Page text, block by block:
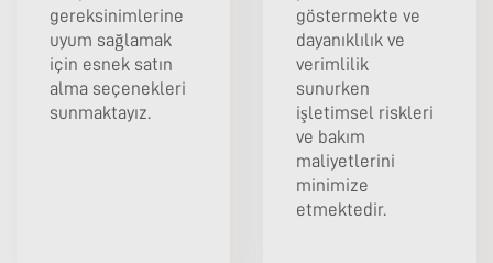
gereksinimlerine
uyum sağlamak
için esnek satın
alma seçenekleri
sunmaktayız.
göstermekte ve
dayanıklılık ve
verimlilik
sunurken
işletimsel riskleri
ve bakım
maliyetlerini
minimize
etmektedir.